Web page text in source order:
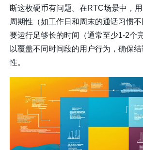
断这枚硬币有问题。在RTC场景中，
周期性（如工作日和周末的通话习惯
要运行足够长的时间（通常至少1-2个
以覆盖不同时间段的用户行为，确保
性。